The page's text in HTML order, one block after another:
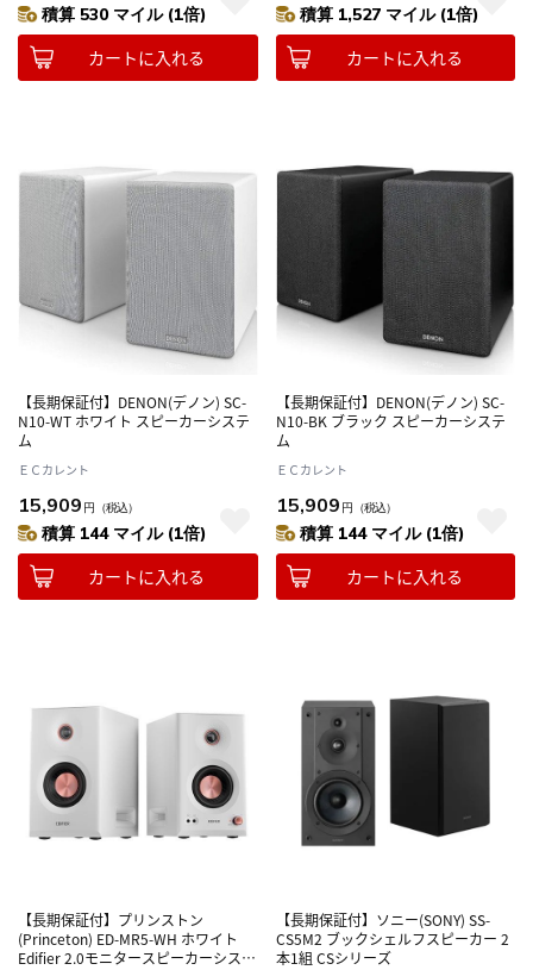
積算 530 マイル (1倍)
カートに入れる
積算 1,527 マイル (1倍)
カートに入れる
【長期保証付】DENON(デノン) SC-
N10-WT ホワイト スピーカーシステ
ム
ＥＣカレント
15,909 円 （税込）
積算 144 マイル (1倍)
カートに入れる
【長期保証付】DENON(デノン) SC-
N10-BK ブラック スピーカーシステ
ム
ＥＣカレント
15,909 円 （税込）
積算 144 マイル (1倍)
カートに入れる
【長期保証付】プリンストン
(Princeton) ED-MR5-WH ホワイト
Edifier 2.0モニタースピーカーシステ
【長期保証付】ソニー(SONY) SS-
CS5M2 ブックシェルフスピーカー 2
本1組 CSシリーズ